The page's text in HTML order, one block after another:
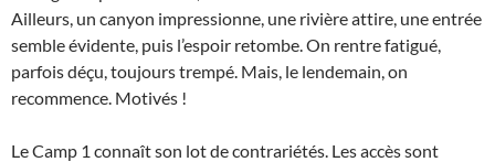
Ailleurs, un canyon impressionne, une rivière attire, une entrée
semble évidente, puis l’espoir retombe. On rentre fatigué,
parfois déçu, toujours trempé. Mais, le lendemain, on
recommence. Motivés !
Le Camp 1 connaît son lot de contrariétés. Les accès sont